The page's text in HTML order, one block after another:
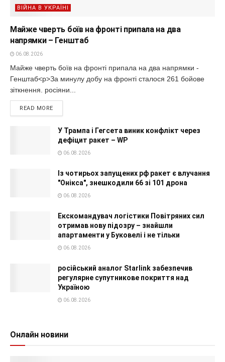
ВІЙНА В УКРАЇНІ
Майже чверть боїв на фронті припала на два
напрямки – Генштаб
06.08.2026
Майже чверть боїв на фронті припала на два напрямки -
Генштаб<p>За минулу добу на фронті сталося 261 бойове
зіткнення. росіяни...
READ MORE
У Трампа і Гегсета виник конфлікт через
дефіцит ракет – WP
06.08.2026
Із чотирьох запущених рф ракет є влучання
"Онікса", знешкодили 66 зі 101 дрона
06.08.2026
Екскомандувач логістики Повітряних сил
отримав нову підозру – знайшли
апартаменти у Буковелі і не тільки
06.08.2026
російський аналог Starlink забезпечив
регулярне супутникове покриття над
Україною
06.08.2026
Онлайн новини